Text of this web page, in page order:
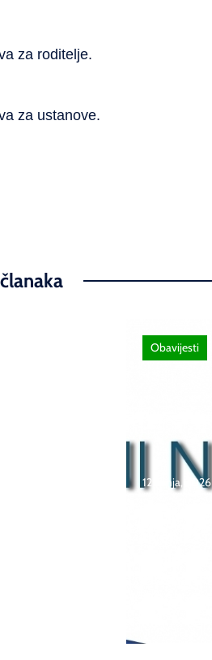
za roditelje.
za ustanove.
12 lipnja, 2026
Obavijesti